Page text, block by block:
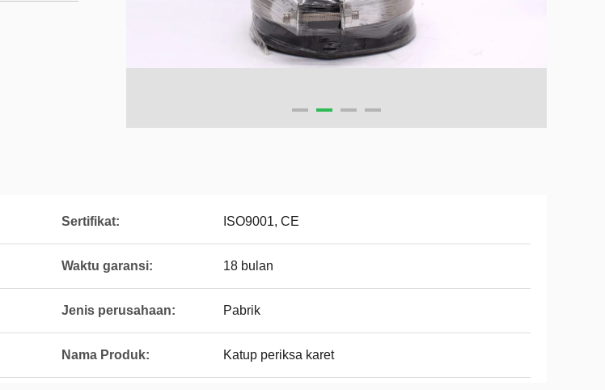
Sertifikat: ISO9001, CE
Waktu garansi: 18 bulan
Jenis perusahaan: Pabrik
Nama Produk: Katup periksa karet